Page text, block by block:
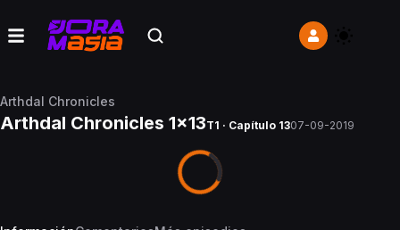
Arthdal Chronicles
Arthdal Chronicles 1x13T1 · Capítulo 1307-09-2019